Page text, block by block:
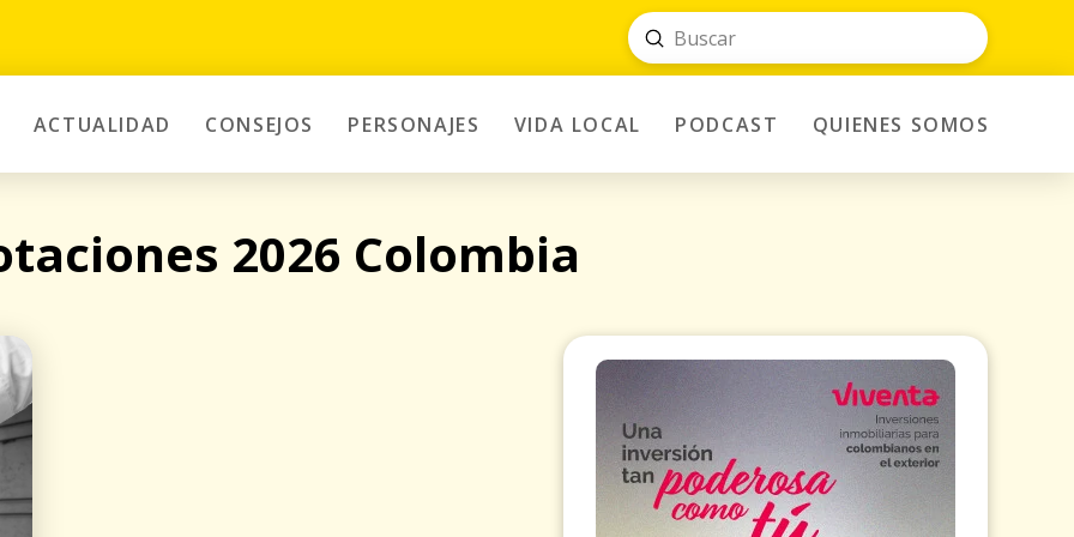
Search
Submit
ACTUALIDAD CONSEJOS PERSONAJES VIDA LOCAL PODCAST QUIENES SOMOS
2026 Colombia